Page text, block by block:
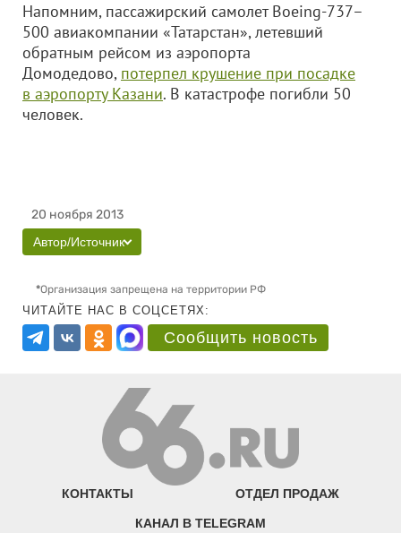
Напомним, пассажирский самолет Boeing-737–
500 авиакомпании «Татарстан», летевший
обратным рейсом из аэропорта
Домодедово, потерпел крушение при посадке
в аэропорту Казани. В катастрофе погибли 50
человек.
20 ноября 2013
Автор/Источник
*Организация запрещена на территории РФ
ЧИТАЙТЕ НАС В СОЦСЕТЯХ:
Сообщить новость
КОНТАКТЫ ОТДЕЛ ПРОДАЖ
КАНАЛ В TELEGRAM